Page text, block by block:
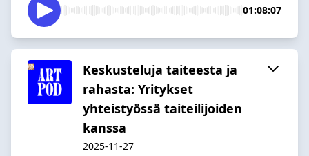
01:08:07
Keskusteluja taiteesta ja
rahasta: Yritykset
yhteistyössä taiteilijoiden
kanssa
2025-11-27